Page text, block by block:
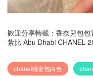
歡迎分享轉載： 香奈兒包
紮比 Abu Dhabi CHANEL
chanel晚宴包白色